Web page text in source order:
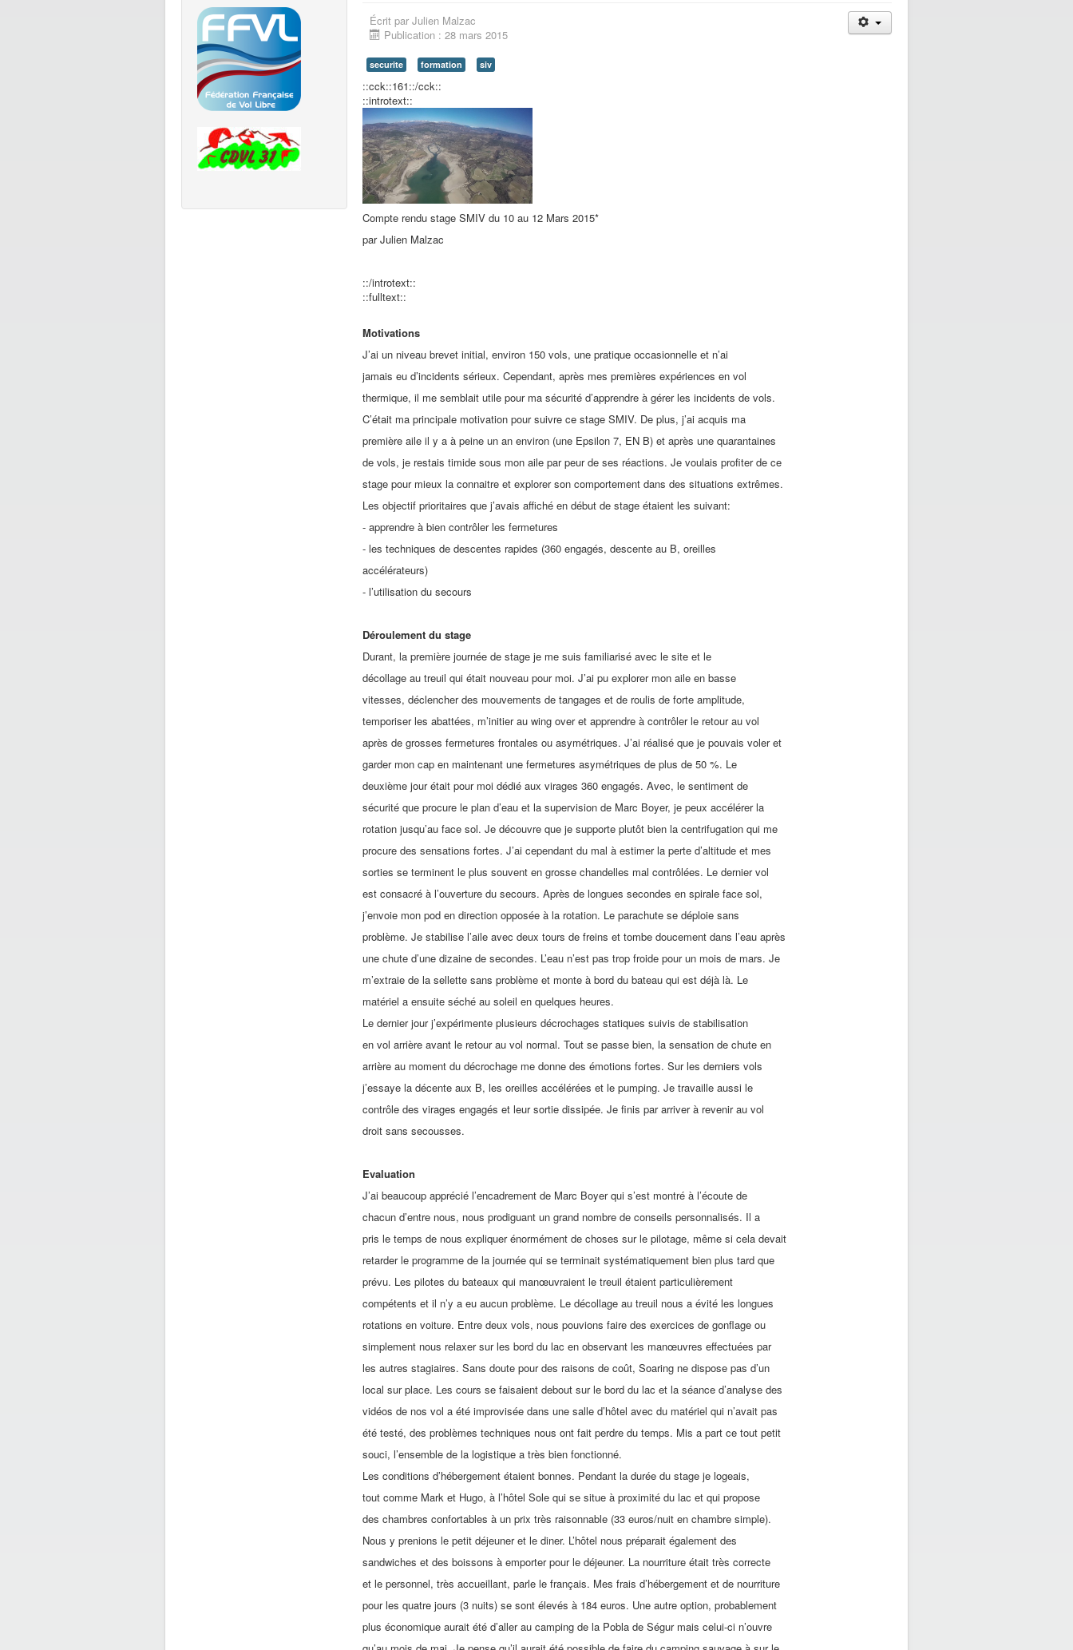
Écrit parJulien Malzac
Publication : 28 mars 2015
securite formation siv
::cck::161::/cck::
::introtext::
Compte rendu stage SMIV du 10 au 12 Mars 2015*
par Julien Malzac
::/introtext::
::fulltext::
Motivations
J’ai un niveau brevet initial, environ 150 vols, une pratique occasionnelle et n’ai
jamais eu d’incidents sérieux. Cependant, après mes premières expériences en vol
thermique, il me semblait utile pour ma sécurité d’apprendre à gérer les incidents de vols.
C’était ma principale motivation pour suivre ce stage SMIV. De plus, j’ai acquis ma
première aile il y a à peine un an environ (une Epsilon 7, EN B) et après une quarantaines
de vols, je restais timide sous mon aile par peur de ses réactions. Je voulais profiter de ce
stage pour mieux la connaitre et explorer son comportement dans des situations extrêmes.
Les objectif prioritaires que j’avais affiché en début de stage étaient les suivant:
- apprendre à bien contrôler les fermetures
- les techniques de descentes rapides (360 engagés, descente au B, oreilles
accélérateurs)
- l’utilisation du secours
Déroulement du stage
Durant, la première journée de stage je me suis familiarisé avec le site et le
décollage au treuil qui était nouveau pour moi. J’ai pu explorer mon aile en basse
vitesses, déclencher des mouvements de tangages et de roulis de forte amplitude,
temporiser les abattées, m’initier au wing over et apprendre à contrôler le retour au vol
après de grosses fermetures frontales ou asymétriques. J’ai réalisé que je pouvais voler et
garder mon cap en maintenant une fermetures asymétriques de plus de 50 %. Le
deuxième jour était pour moi dédié aux virages 360 engagés. Avec, le sentiment de
sécurité que procure le plan d’eau et la supervision de Marc Boyer, je peux accélérer la
rotation jusqu’au face sol. Je découvre que je supporte plutôt bien la centrifugation qui me
procure des sensations fortes. J’ai cependant du mal à estimer la perte d’altitude et mes
sorties se terminent le plus souvent en grosse chandelles mal contrôlées. Le dernier vol
est consacré à l’ouverture du secours. Après de longues secondes en spirale face sol,
j’envoie mon pod en direction opposée à la rotation. Le parachute se déploie sans
problème. Je stabilise l’aile avec deux tours de freins et tombe doucement dans l’eau après
une chute d’une dizaine de secondes. L’eau n’est pas trop froide pour un mois de mars. Je
m’extraie de la sellette sans problème et monte à bord du bateau qui est déjà là. Le
matériel a ensuite séché au soleil en quelques heures.
Le dernier jour j’expérimente plusieurs décrochages statiques suivis de stabilisation
en vol arrière avant le retour au vol normal. Tout se passe bien, la sensation de chute en
arrière au moment du décrochage me donne des émotions fortes. Sur les derniers vols
j’essaye la décente aux B, les oreilles accélérées et le pumping. Je travaille aussi le
contrôle des virages engagés et leur sortie dissipée. Je finis par arriver à revenir au vol
droit sans secousses.
Evaluation
J’ai beaucoup apprécié l’encadrement de Marc Boyer qui s’est montré à l’écoute de
chacun d’entre nous, nous prodiguant un grand nombre de conseils personnalisés. Il a
pris le temps de nous expliquer énormément de choses sur le pilotage, même si cela devait
retarder le programme de la journée qui se terminait systématiquement bien plus tard que
prévu. Les pilotes du bateaux qui manœuvraient le treuil étaient particulièrement
compétents et il n’y a eu aucun problème. Le décollage au treuil nous a évité les longues
rotations en voiture. Entre deux vols, nous pouvions faire des exercices de gonflage ou
simplement nous relaxer sur les bord du lac en observant les manœuvres effectuées par
les autres stagiaires. Sans doute pour des raisons de coût, Soaring ne dispose pas d’un
local sur place. Les cours se faisaient debout sur le bord du lac et la séance d’analyse des
vidéos de nos vol a été improvisée dans une salle d’hôtel avec du matériel qui n’avait pas
été testé, des problèmes techniques nous ont fait perdre du temps. Mis a part ce tout petit
souci, l’ensemble de la logistique a très bien fonctionné.
Les conditions d’hébergement étaient bonnes. Pendant la durée du stage je logeais,
tout comme Mark et Hugo, à l’hôtel Sole qui se situe à proximité du lac et qui propose
des chambres confortables à un prix très raisonnable (33 euros/nuit en chambre simple).
Nous y prenions le petit déjeuner et le diner. L’hôtel nous préparait également des
sandwiches et des boissons à emporter pour le déjeuner. La nourriture était très correcte
et le personnel, très accueillant, parle le français. Mes frais d’hébergement et de nourriture
pour les quatre jours (3 nuits) se sont élevés à 184 euros. Une autre option, probablement
plus économique aurait été d’aller au camping de la Pobla de Ségur mais celui-ci n’ouvre